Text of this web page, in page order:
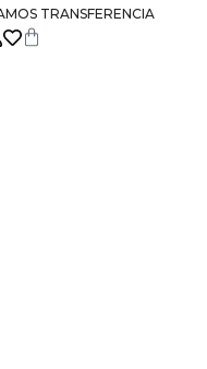
TRANSFERENCIA